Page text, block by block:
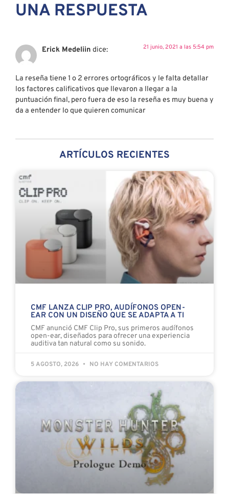
UNA RESPUESTA
Erick Medeliin dice: 21 junio, 2021 a las 5:54 pm
La reseña tiene 1 o 2 errores ortográficos y le falta detallar
los factores calificativos que llevaron a llegar a la
puntuación final, pero fuera de eso la reseña es muy buena y
da a entender lo que quieren comunicar
ARTÍCULOS RECIENTES
CMF LANZA CLIP PRO, AUDÍFONOS OPEN-
EAR CON UN DISEÑO QUE SE ADAPTA A TI
CMF anunció CMF Clip Pro, sus primeros audífonos
open-ear, diseñados para ofrecer una experiencia
auditiva tan natural como su sonido.
5 AGOSTO, 2026 NO HAY COMENTARIOS